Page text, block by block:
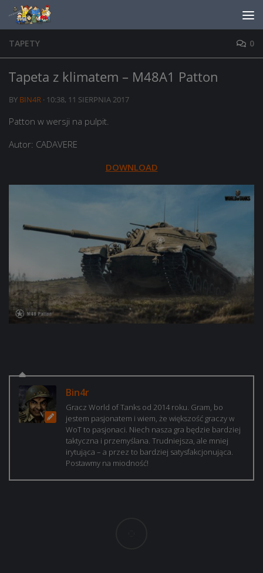
Skip to content
TAPETY 0
Tapeta z klimatem – M48A1 Patton
BY BIN4R · 10:38, 11 SIERPNIA 2017
Patton w wersji na pulpit.
Autor: CADAVERE
DOWNLOAD
Bin4r
Gracz World of Tanks od 2014 roku. Gram, bo
jestem pasjonatem i wiem, że większość graczy w
WoT to pasjonaci. Niech nasza gra będzie bardziej
taktyczna i przemyślana. Trudniejsza, ale mniej
irytująca – a przez to bardziej satysfakcjonująca.
Postawmy na miodność!